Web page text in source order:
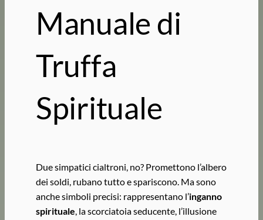
Manuale di
Truffa
Spirituale
Due simpatici cialtroni, no? Promettono l’albero
dei soldi, rubano tutto e spariscono. Ma sono
anche simboli precisi: rappresentano l’inganno
spirituale, la scorciatoia seducente, l’illusione